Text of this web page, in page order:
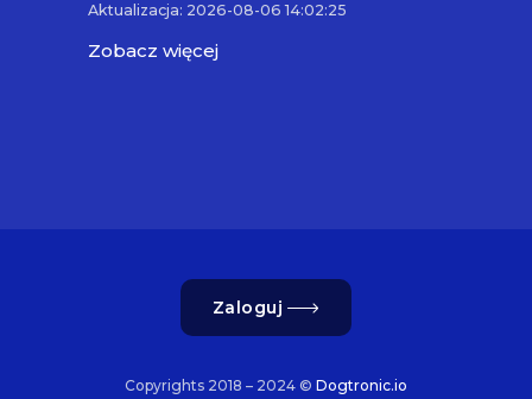
Aktualizacja: 2026-08-06 14:02:25
Zobacz więcej
Zaloguj
Copyrights 2018 – 2024 © Dogtronic.io